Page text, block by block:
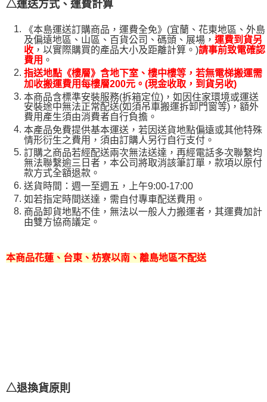
△運送方式、運費計算
《本島運送訂購商品，運費全免》(宜蘭、花東地區、外島
及偏遠地區、山區、百貨公司、碼頭、展場， 運費到貨另
收 ，以實際購買的產品大小及距離計算。)請事前致電確認
費用 。
指送地點《樓層》含地下室、樓中樓等，若無電梯搬運需
加收搬運費用每樓層200元。(現金收取，到貨另收)
本商品含標準安裝服務(拆箱定位)，如因住家環境或運送
安裝途中無法正常配送(如須吊車搬運拆卸門窗等)，額外
費用產生須由消費者自行負擔。
本產品免費提供基本運送，若因送貨地點偏遠或其他特殊
情形衍生之費用，須由訂購人另行自行支付。
訂購之商品若經配送兩次無法送達，再經電話多次聯繫均
無法聯繫逾三日者，本公司將取消該筆訂單，款項以原付
款方式全額退款。
送貨時間：週一至週五，上午9:00-17:00
如若指定時間送達，需自付專車配送費用。
商品卸貨地點不佳，無法以一般人力搬運者，其運費加計
由雙方協商議定。
本商品花蓮、台東、枋寮以南、離島地區不配送
△退換貨原則